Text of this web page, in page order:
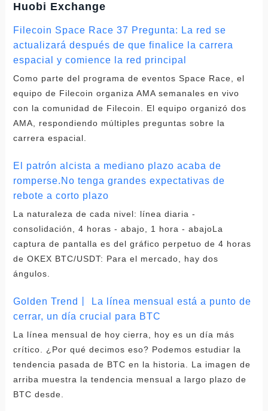
Huobi Exchange
Filecoin Space Race 37 Pregunta: La red se
actualizará después de que finalice la carrera
espacial y comience la red principal
Como parte del programa de eventos Space Race, el
equipo de Filecoin organiza AMA semanales en vivo
con la comunidad de Filecoin. El equipo organizó dos
AMA, respondiendo múltiples preguntas sobre la
carrera espacial.
El patrón alcista a mediano plazo acaba de
romperse.No tenga grandes expectativas de
rebote a corto plazo
La naturaleza de cada nivel: línea diaria -
consolidación, 4 horas - abajo, 1 hora - abajoLa
captura de pantalla es del gráfico perpetuo de 4 horas
de OKEX BTC/USDT: Para el mercado, hay dos
ángulos.
Golden Trend丨 La línea mensual está a punto de
cerrar, un día crucial para BTC
La línea mensual de hoy cierra, hoy es un día más
crítico. ¿Por qué decimos eso? Podemos estudiar la
tendencia pasada de BTC en la historia. La imagen de
arriba muestra la tendencia mensual a largo plazo de
BTC desde.